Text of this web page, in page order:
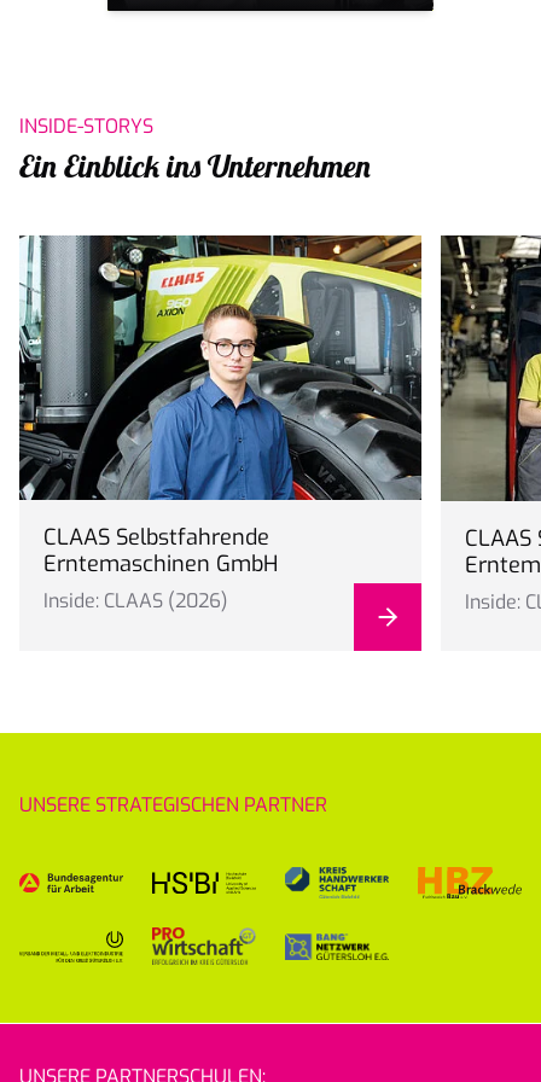
INSIDE-STORYS
Ein Einblick ins Unternehmen
CLAAS Selbstfahrende
Erntemaschinen GmbH
Inside: CLAAS (2026) Inside:
UNSERE STRATEGISCHEN PARTNER
UNSERE PARTNERSCHULEN: